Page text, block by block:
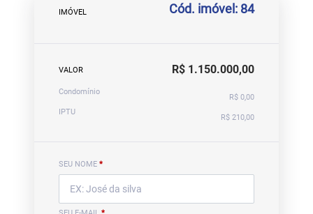
IMÓVEL Cód. imóvel: 84
VALOR R$ 1.150.000,00
Condomínio
R$ 0,00
IPTU
R$ 210,00
SEU NOME *